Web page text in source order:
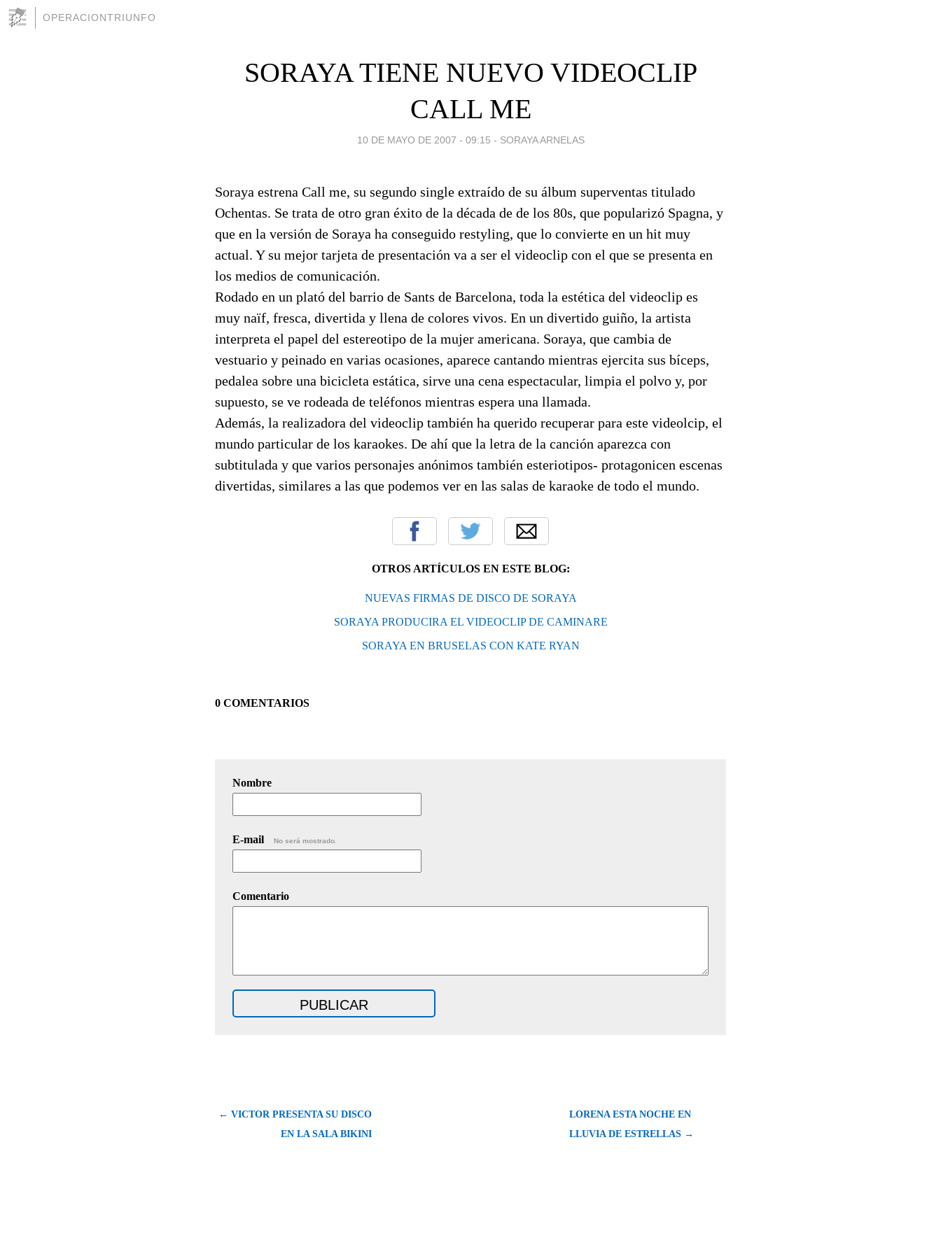
OPERACIONTRIUNFO
SORAYA TIENE NUEVO VIDEOCLIP
CALL ME
10 DE MAYO DE 2007 - 09:15 - SORAYA ARNELAS
Soraya estrena Call me, su segundo single extraído de su álbum superventas titulado
Ochentas. Se trata de otro gran éxito de la década de de los 80s, que popularizó Spagna, y
que en la versión de Soraya ha conseguido restyling, que lo convierte en un hit muy
actual. Y su mejor tarjeta de presentación va a ser el videoclip con el que se presenta en
los medios de comunicación.
Rodado en un plató del barrio de Sants de Barcelona, toda la estética del videoclip es
muy naïf, fresca, divertida y llena de colores vivos. En un divertido guiño, la artista
interpreta el papel del estereotipo de la mujer americana. Soraya, que cambia de
vestuario y peinado en varias ocasiones, aparece cantando mientras ejercita sus bíceps,
pedalea sobre una bicicleta estática, sirve una cena espectacular, limpia el polvo y, por
supuesto, se ve rodeada de teléfonos mientras espera una llamada.
Además, la realizadora del videoclip también ha querido recuperar para este videolcip, el
mundo particular de los karaokes. De ahí que la letra de la canción aparezca con
subtitulada y que varios personajes anónimos también esteriotipos- protagonicen escenas
divertidas, similares a las que podemos ver en las salas de karaoke de todo el mundo.
OTROS ARTÍCULOS EN ESTE BLOG:
NUEVAS FIRMAS DE DISCO DE SORAYA
SORAYA PRODUCIRA EL VIDEOCLIP DE CAMINARE
SORAYA EN BRUSELAS CON KATE RYAN
0 COMENTARIOS
Nombre
E-mail No será mostrado.
Comentario
← VICTOR PRESENTA SU DISCO
EN LA SALA BIKINI
LORENA ESTA NOCHE EN
LLUVIA DE ESTRELLAS →